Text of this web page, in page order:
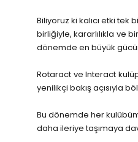
Biliyoruz ki kalıcı etki tek
birliğiyle, kararlılıkla ve
dönemde en büyük
Rotaract ve Interact
yenilikçi bakış açısıyla
Bu dönemde her
daha ileriye taşımaya